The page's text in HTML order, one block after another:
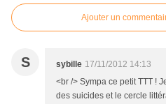
Ajouter un
S sybille 17/11/2012 14:13
<br /> Sympa ce petit TTT !
des suicides et le cercle